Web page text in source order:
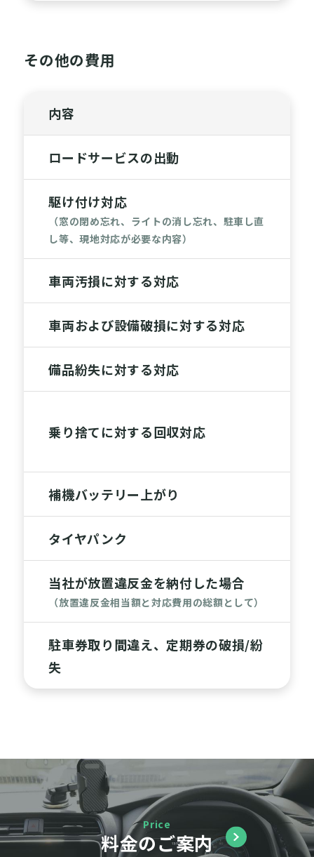
その他の費用
内容
ロードサービスの出動
駆け付け対応
（窓の閉め忘れ、ライトの消し忘れ、駐車し直
し等、現地対応が必要な内容）
車両汚損に対する対応
車両および設備破損に対する対応
備品紛失に対する対応
乗り捨てに対する回収対応
補機バッテリー上がり
タイヤパンク
当社が放置違反金を納付した場合
（放置違反金相当額と対応費用の総額として）
駐車券取り間違え、定期券の破損/紛
失
Price
料金のご案内